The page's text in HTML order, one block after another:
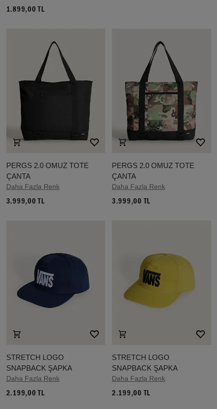
1.899,00 TL
PERGS 2.0 OMUZ TOTE
ÇANTA
Daha Fazla Renk
3.999,00 TL
PERGS 2.0 OMUZ TOTE
ÇANTA
Daha Fazla Renk
3.999,00 TL
STRETCH LOGO
SNAPBACK ŞAPKA
Daha Fazla Renk
2.199,00 TL
STRETCH LOGO
SNAPBACK ŞAPKA
Daha Fazla Renk
2.199,00 TL